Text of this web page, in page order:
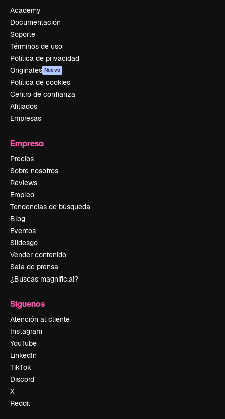
Academy
Documentación
Soporte
Términos de uso
Política de privacidad
Originales Nuevo
Política de cookies
Centro de confianza
Afiliados
Empresas
Empresa
Precios
Sobre nosotros
Reviews
Empleo
Tendencias de búsqueda
Blog
Eventos
Slidesgo
Vender contenido
Sala de prensa
¿Buscas magnific.ai?
Síguenos
Atención al cliente
Instagram
YouTube
LinkedIn
TikTok
Discord
X
Reddit